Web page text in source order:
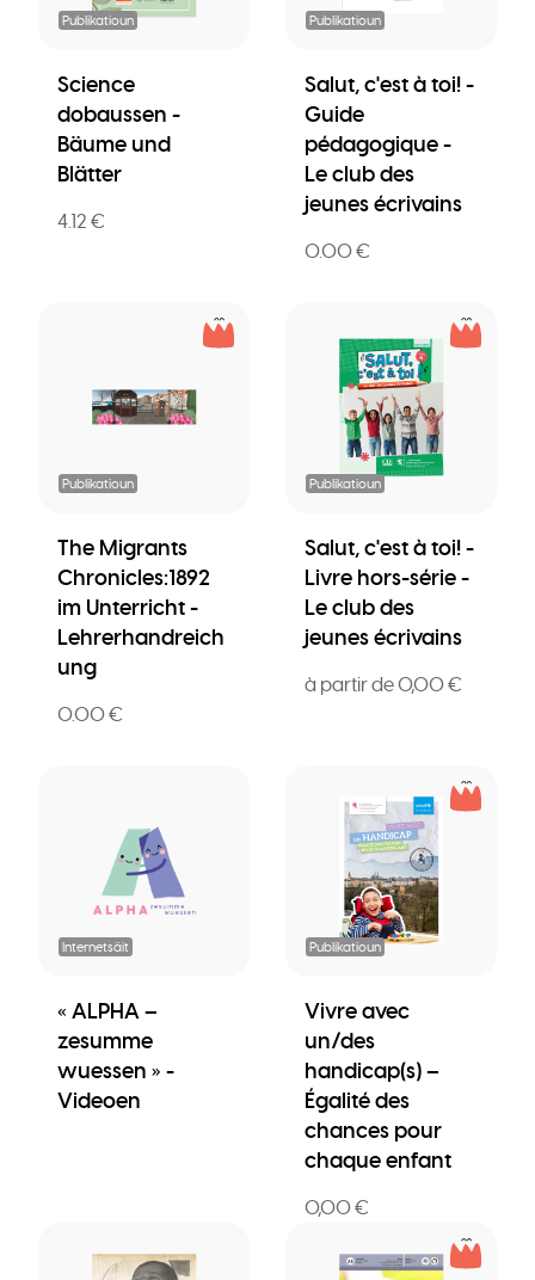
Publikatioun
Science
dobaussen -
Bäume und
Blätter
4.12 €
Publikatioun
Salut, c'est à toi! -
Guide
pédagogique -
Le club des
jeunes écrivains
0.00 €
Publikatioun
The Migrants
Chronicles:1892
im Unterricht -
Lehrerhandreich
ung
0.00 €
Publikatioun
Salut, c'est à toi! -
Livre hors-série -
Le club des
jeunes écrivains
à partir de 0,00 €
Internetsäit
« ALPHA –
zesumme
wuessen » -
Videoen
Publikatioun
Vivre avec
un/des
handicap(s) –
Égalité des
chances pour
chaque enfant
0,00 €